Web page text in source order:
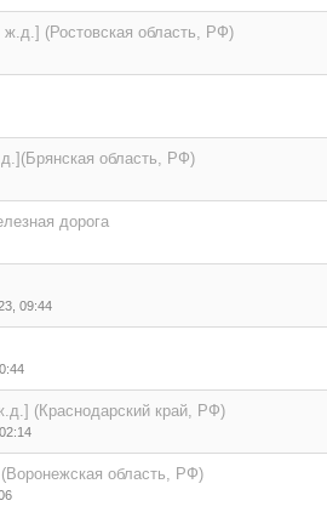
ж.д.] (Ростовская область, РФ)
область, РФ)
дорога
09:44
(Краснодарский край, РФ)
область, РФ)